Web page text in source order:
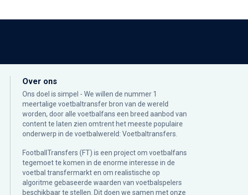
Over ons
Ons doel is simpel - We willen de nummer 1
meertalige voetbaltransfer bron van de wereld
worden, door alle voetbalfans een breed aanbod van
content te laten zien omtrent het meeste populaire
onderwerp in de voetbalwereld: Voetbaltransfers.
FootballTransfers (FT) is een project om voetbalfans
tegemoet te komen in de enorme interesse in de
voetbal transfermarkt en om realistische op
algoritme gebaseerde waarden van voetbalspelers
beschikbaar te stellen. Dit doen we samen met onze